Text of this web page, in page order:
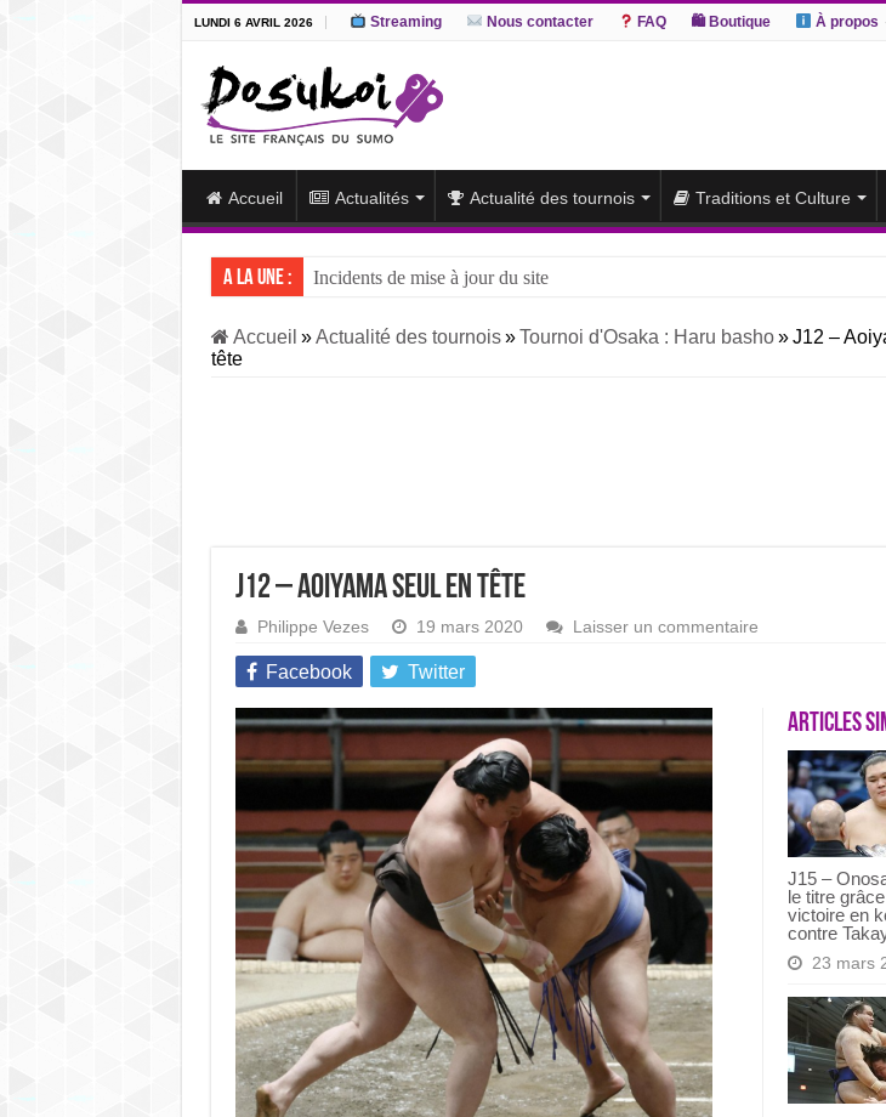
LUNDI 6 AVRIL 2026 Streaming Nous contacter FAQ 🛍 Boutique À propos
Accueil Actualités Actualité des tournois Traditions et Culture
A la une :
Incidents de mise à jour du site
J13 – Aonishiki conserve la tête du classement et poursuit sa série de
Accueil » Actualité des tournois » Tournoi d'Osaka : Haru basho » J12 –
tête
J12 – Aoiyama seul en tête
Philippe Vezes 19 mars 2020 Laisser un commentaire
Facebook Twitter
Articles
J15 –
le titre
victoire en
contre
23 mars